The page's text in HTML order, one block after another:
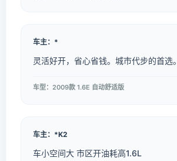
车主：*
灵活好开，省心省钱。城市代步的首选。
车型：2009款 1.6E 自动舒适版
车主：*K2
车小空间大 市区开油耗高1.6L